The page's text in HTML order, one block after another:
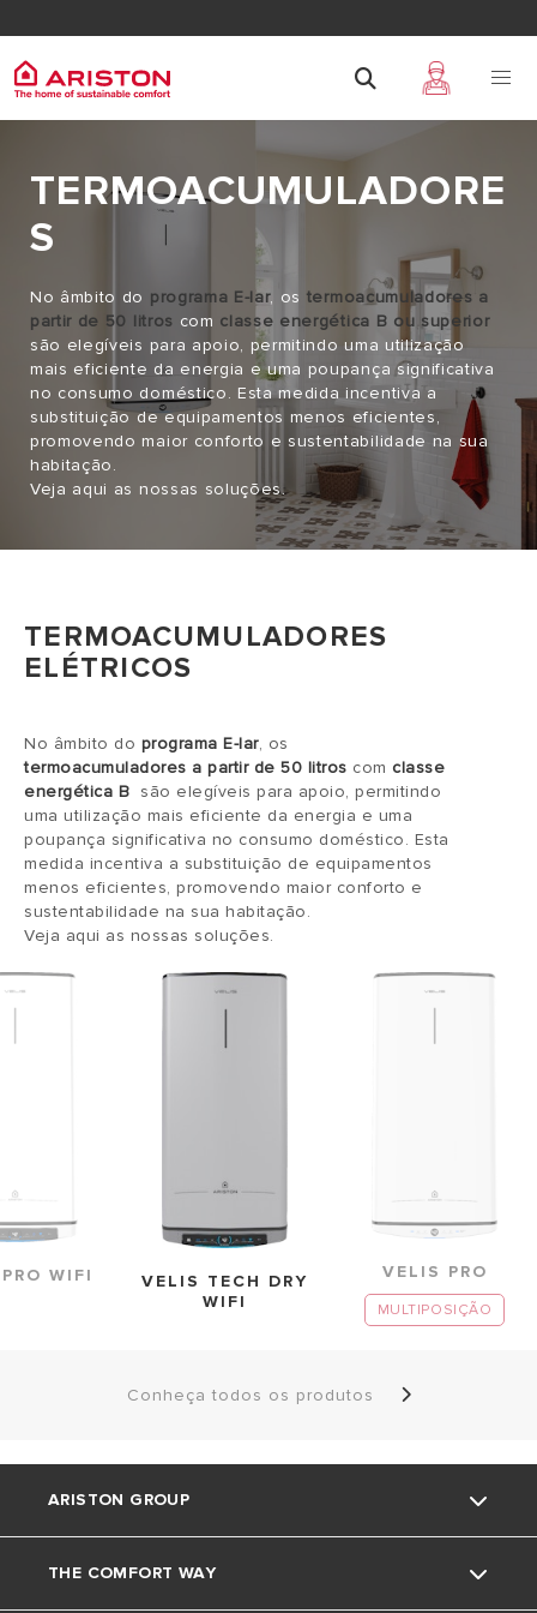
TERMOACUMULADORE
S
No âmbito do programa E-lar, os termoacumuladores a
partir de 50 litros com classe energética B ou superior
são elegíveis para apoio, permitindo uma utilização
mais eficiente da energia e uma poupança significativa
no consumo doméstico. Esta medida incentiva a
substituição de equipamentos menos eficientes,
promovendo maior conforto e sustentabilidade na sua
habitação.
Veja aqui as nossas soluções.
TERMOACUMULADORES
ELÉTRICOS
No âmbito do programa E-lar, os
termoacumuladores a partir de 50 litros com classe
energética B são elegíveis para apoio, permitindo
uma utilização mais eficiente da energia e uma
poupança significativa no consumo doméstico. Esta
medida incentiva a substituição de equipamentos
menos eficientes, promovendo maior conforto e
sustentabilidade na sua habitação.
Veja aqui as nossas soluções.
WIFI
VELIS TECH DRY
WIFI
VELIS PRO
MULTIPOSIÇÃO
Conheça todos os produtos
ARISTON GROUP
Marca Ariston
THE COMFORT WAY